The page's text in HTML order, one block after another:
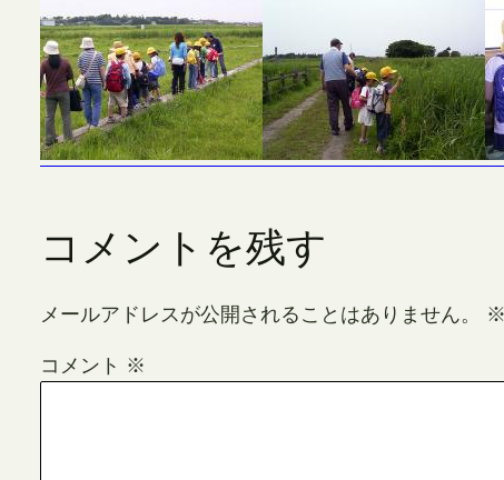
コメントを残す
メールアドレスが公開されることはありません。 ※
コメント ※